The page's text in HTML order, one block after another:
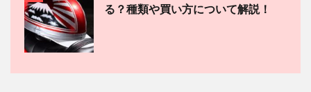
る？種類や買い方について解説！